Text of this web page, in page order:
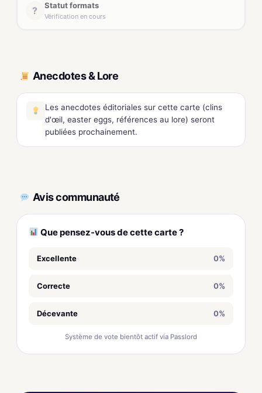
? Statut formats
Vérification en cours
Anecdotes & Lore
Les anecdotes éditoriales sur cette carte (clins
d'œil, easter eggs, références au lore) seront
publiées prochainement.
Avis communauté
Que pensez-vous de cette carte ?
Excellente 0%
Correcte 0%
Décevante 0%
Système de vote bientôt actif via Passlord